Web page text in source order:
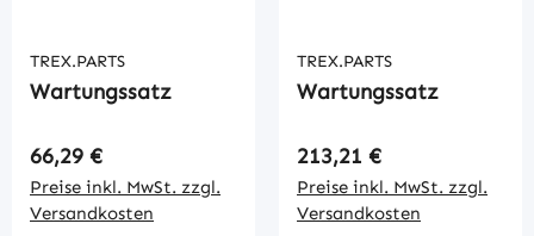
TREX.PARTS
Wartungssatz
Regulärer Preis:
66,29 €
Preise inkl. MwSt. zzgl.
Versandkosten
TREX.PARTS
Wartungssatz
Regulärer Preis:
213,21 €
Preise inkl. MwSt. zzgl.
Versandkosten